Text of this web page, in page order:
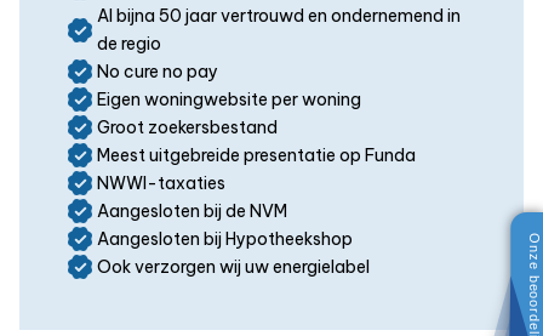
Al bijna 50 jaar vertrouwd en ondernemend in
de regio
No cure no pay
Eigen woningwebsite per woning
Groot zoekersbestand
Meest uitgebreide presentatie op Funda
NWWI-taxaties
Aangesloten bij de NVM
Aangesloten bij Hypotheekshop
Ook verzorgen wij uw energielabel